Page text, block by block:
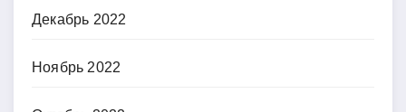
Декабрь 2022
Ноябрь 2022